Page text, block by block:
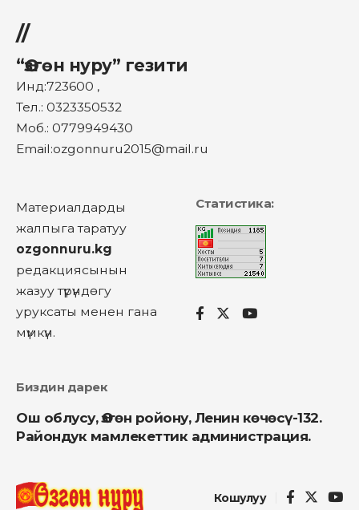
//
“Өзгөн нуру” гезити
Инд:723600 ,
Тел.: 0323350532
Моб.: 0779949430
Email:ozgonnuru2015@mail.ru
Материалдарды
жалпыга таратуу
ozgonnuru.kg
редакциясынын
жазуу түрүндөгу
уруксаты менен гана
мүмкүн.
Статистика:
Биздин дарек
Ош облусу, Өзгөн ройону, Ленин көчөсү-132.
Райондук мамлекеттик администрация.
Кошулуу